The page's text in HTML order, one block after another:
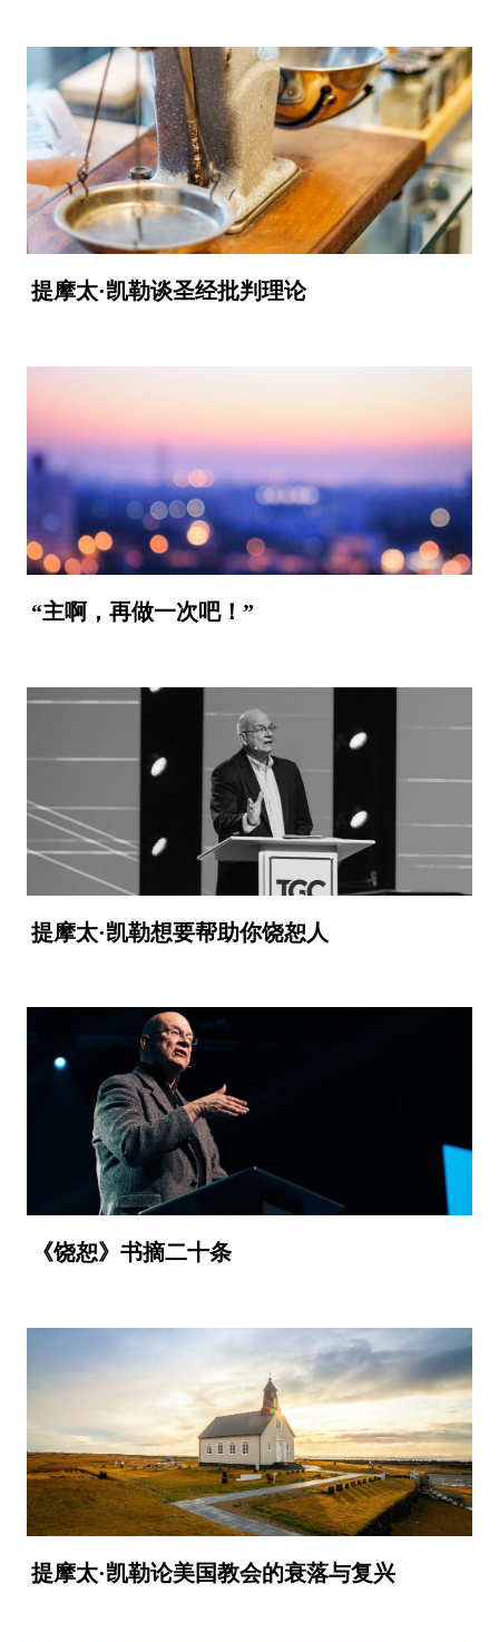
提摩太·凯勒谈圣经批判理论
“主啊，再做一次吧！”
提摩太·凯勒想要帮助你饶恕人
《饶恕》书摘二十条
提摩太·凯勒论美国教会的衰落与复兴